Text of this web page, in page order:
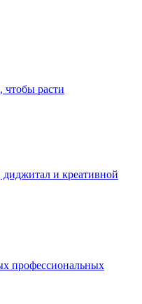
чтобы расти
и креативной
профессиональных